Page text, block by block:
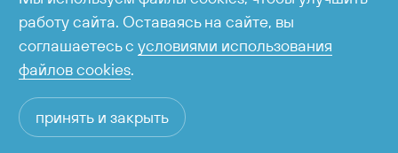
работу сайта. Оставаясь на сайте, вы
соглашаетесь сусловиями использования
файлов cookies.
принять и закрыть